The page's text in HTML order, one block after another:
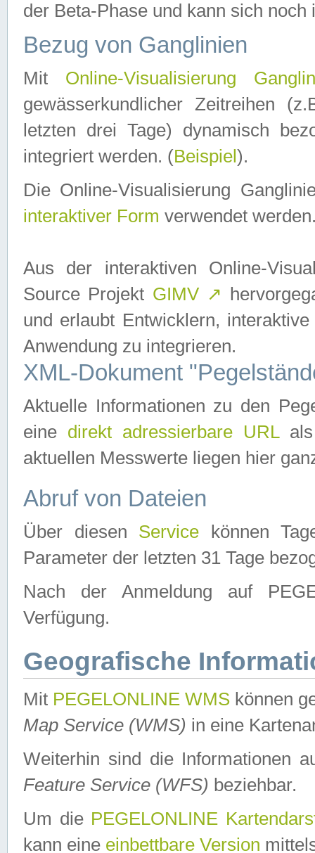
der Beta-Phase und kann sich noch
Bezug von Ganglinien
Mit Online-Visualisierung
gewässerkundlicher Zeitreihen
letzten drei Tage) dynamisch
integriert werden. (Beispiel ).
Die Online-Visualisierung
interaktiver Form verwendet
Aus der interaktiven Online-
Source Projekt GIMV ↗
und erlaubt Entwicklern,
Anwendung zu integrieren.
XML-Dokument
Aktuelle Informationen zu den
eine direkt adressierbare URLals
aktuellen Messwerte liegen hier
Abruf von Dateien
Über diesen Service können
Parameter der letzten 31 Tage
Nach der Anmeldung auf
Verfügung.
Geografische
Mit PEGELONLINE WMS können
Map Service (WMS) in eine
Weiterhin sind die Informationen
Feature Service (WFS) beziehbar.
Um die PEGELONLINE
kann eine einbettbare Version